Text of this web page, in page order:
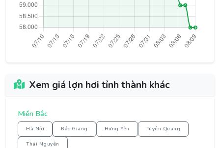
Xem giá lợn hơi tỉnh thành khác
Miền Bắc
Hà Nội Bắc Giang Hưng Yên Tuyên Quang
Thái Nguyên